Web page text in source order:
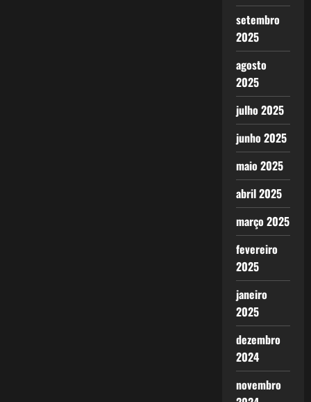
setembro
2025
agosto
2025
julho 2025
junho 2025
maio 2025
abril 2025
março 2025
fevereiro
2025
janeiro
2025
dezembro
2024
novembro